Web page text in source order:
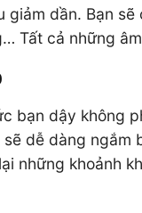
dần. Bạn
Tất cả những
bạn dậy không
dễ dàng
những khoảnh